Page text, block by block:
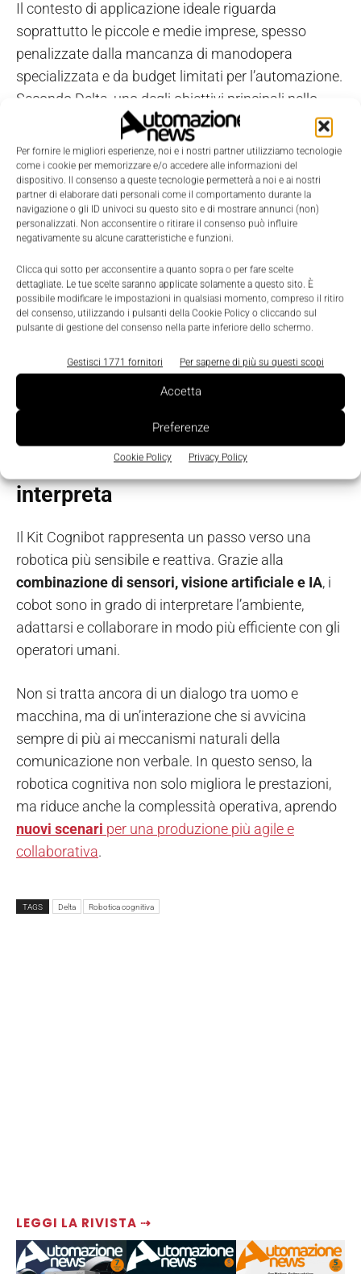
Per fornire le migliori esperienze, noi e i nostri partner utilizziamo tecnologie
come i cookie per memorizzare e/o accedere alle informazioni del
dispositivo. Il consenso a queste tecnologie permetterà a noi e ai nostri
partner di elaborare dati personali come il comportamento durante la
navigazione o gli ID univoci su questo sito e di mostrare annunci (non)
personalizzati. Non acconsentire o ritirare il consenso può influire
negativamente su alcune caratteristiche e funzioni.
Clicca qui sotto per acconsentire a quanto sopra o per fare scelte
dettagliate. Le tue scelte saranno applicate solamente a questo sito. È
possibile modificare le impostazioni in qualsiasi momento, compreso il ritiro
del consenso, utilizzando i pulsanti della Cookie Policy o cliccando sul
pulsante di gestione del consenso nella parte inferiore dello schermo.
Gestisci 1771 fornitori Per saperne di più su questi scopi
Accetta
Preferenze
Cookie Policy Privacy Policy
LEGGI LA RIVISTA ⇢
Il contesto di applicazione ideale riguarda
soprattutto le piccole e medie imprese, spesso
penalizzate dalla mancanza di manodopera
specializzata e da budget limitati per l’automazione.
Secondo Delta, uno degli obiettivi principali nello
sviluppo del kit è stata proprio lafacilità
d’integrazione.
“Il Kit Cognibot rende la robotica cognitiva
accessibile ad aziende di tutte le dimensioni”, ha
spiegato Mayer-Rosa. “Ciò è particolarmente
medie imprese sono prevalenti e devono affrontare
la carenza di manodopera. La facilità di integrazione
in ambienti esistenti è stata un obiettivo chiave,
l’efficienza e la flessibilità dell’automazione nella
logisticae nei
soluzione economica”.
Una fabbrica che osserva e
interpreta
Il Kit Cognibot rappresenta un passo verso una
robotica più sensibile e reattiva. Grazie alla
combinazione di sensori, visione artificiale e IA, i
cobot sono in grado di interpretare l’ambiente,
adattarsi e collaborare in modo più efficiente con gli
operatori umani.
Non si tratta ancora di un dialogo tra uomo e
macchina, ma di un’interazione che si avvicina
sempre di più ai meccanismi naturali della
comunicazione non verbale. In questo senso, la
robotica cognitiva non solo migliora le prestazioni,
ma riduce anche la complessità operativa, aprendo
nuovi scenari per una produzione più agile e
collaborativa.
TAGS Delta Robotica cognitiva